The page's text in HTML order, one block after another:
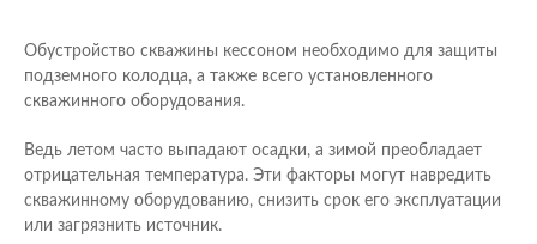
Обустройство скважины кессоном необходимо для защиты
подземного колодца, а также всего установленного
скважинного оборудования.
Ведь летом часто выпадают осадки, а зимой преобладает
отрицательная температура. Эти факторы могут навредить
скважинному оборудованию, снизить срок его эксплуатации
или загрязнить источник.